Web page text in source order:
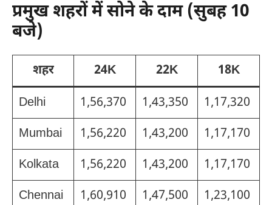
प्रमुख शहरों में सोने के दाम (सुबह 10
बजे)
शहर 24K 22K 18K
Delhi 1,56,370 1,43,350
1,17,320
Mumbai
1,56,220 1,43,200
1,17,170
Kolkata
1,56,220 1,43,200
1,17,170
Chennai
1,60,910 1,47,500
1,23,100